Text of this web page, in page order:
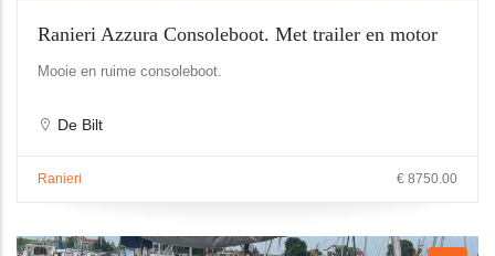
Ranieri Azzura Consoleboot. Met trailer en motor
Mooie en ruime consoleboot.
De Bilt
Ranieri € 8750.00